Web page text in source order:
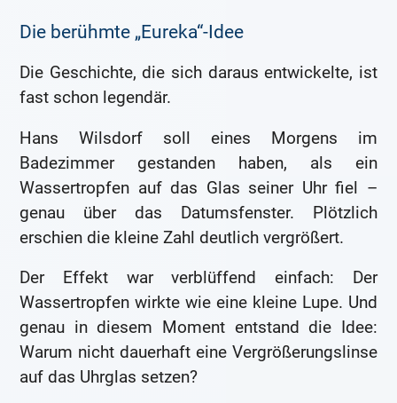
Die berühmte „Eureka“-Idee
Die Geschichte, die sich daraus entwickelte, ist
fast schon legendär.
Hans Wilsdorf soll eines Morgens im
Badezimmer gestanden haben, als ein
Wassertropfen auf das Glas seiner Uhr fiel –
genau über das Datumsfenster. Plötzlich
erschien die kleine Zahl deutlich vergrößert.
Der Effekt war verblüffend einfach: Der
Wassertropfen wirkte wie eine kleine Lupe. Und
genau in diesem Moment entstand die Idee:
Warum nicht dauerhaft eine Vergrößerungslinse
auf das Uhrglas setzen?